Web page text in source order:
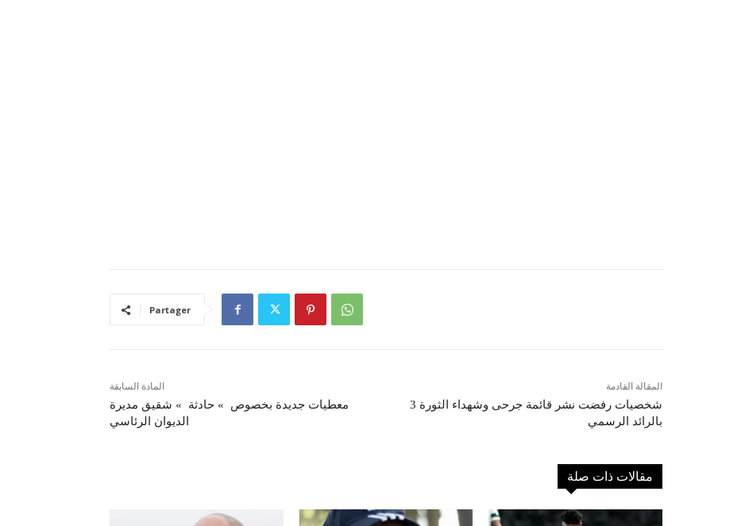
Partager
المادة السابقة
معطيات جديدة بخصوص » حادثة » شقيق مديرة
الديوان الرئاسي
المقالة القادمة
3 شخصيات رفضت نشر قائمة جرحى وشهداء الثورة
بالرائد الرسمي
مقالات ذات صلة